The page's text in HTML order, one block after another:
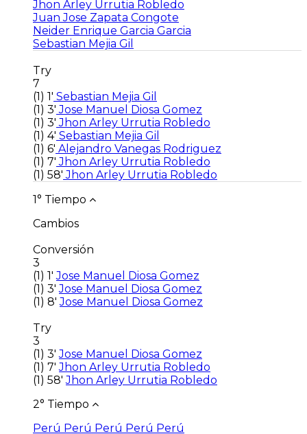
Jhon Arley Urrutia Robledo
Juan Jose Zapata Congote
Neider Enrique Garcia Garcia
Sebastian Mejia Gil
Try
7
(1) 1' Sebastian Mejia Gil
(1) 3' Jose Manuel Diosa Gomez
(1) 3' Jhon Arley Urrutia Robledo
(1) 4' Sebastian Mejia Gil
(1) 6' Alejandro Vanegas Rodriguez
(1) 7' Jhon Arley Urrutia Robledo
(1) 58' Jhon Arley Urrutia Robledo
1° Tiempo
Cambios
Conversión
3
(1) 1' Jose Manuel Diosa Gomez
(1) 3' Jose Manuel Diosa Gomez
(1) 8' Jose Manuel Diosa Gomez
Try
3
(1) 3' Jose Manuel Diosa Gomez
(1) 7' Jhon Arley Urrutia Robledo
(1) 58' Jhon Arley Urrutia Robledo
2° Tiempo
Perú Perú Perú Perú Perú